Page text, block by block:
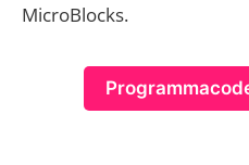
MicroBlocks.